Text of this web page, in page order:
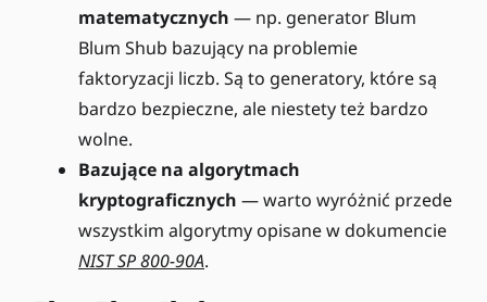
matematycznych — np. generator Blum
Blum Shub bazujący na problemie
faktoryzacji liczb. Są to generatory, które są
bardzo bezpieczne, ale niestety też bardzo
wolne.
Bazujące na algorytmach
kryptograficznych — warto wyróżnić przede
wszystkim algorytmy opisane w dokumencie
NIST SP 800-90A.